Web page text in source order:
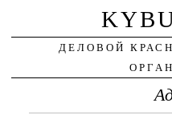
ДЕЛОВОЙ